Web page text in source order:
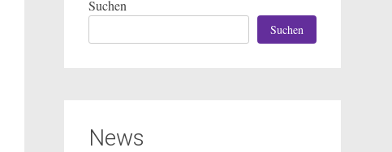
Suchen
Suchen
News